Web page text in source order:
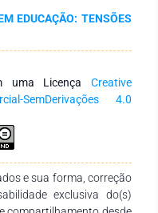
crianças e jovens que
no PREMAUT,
habilidades de
com a família e
demonstração de afeto
Portanto, a atividade
pode auxiliar tanto na
como também na
tornando- se mais um
EDUCAÇÃO: TENSÕES
uma Licença Creative
SemDerivações 4.0
e sua forma, correção
exclusiva do(s)